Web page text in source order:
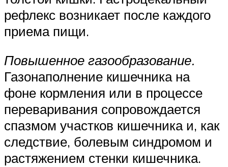
рефлекс возникает после каждого
приема пищи.
Повышенное газообразование.
Газонаполнение кишечника на
фоне кормления или в процессе
переваривания сопровождается
спазмом участков кишечника и, как
следствие, болевым синдромом и
растяжением стенки кишечника.